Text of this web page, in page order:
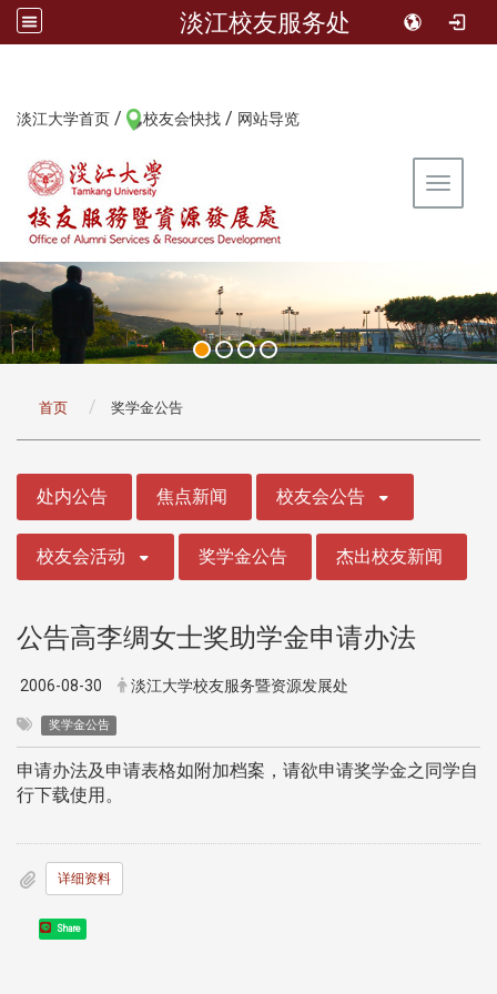
淡江校友服务处
淡江大学首页 / 校友会快找 / 网站导览
Toggle
首页 奖学金公告
处内公告 焦点新闻 校友会公告
校友会活动 奖学金公告 杰出校友新闻
公告高李绸女士奖助学金申请办法
2006-08-30 淡江大学校友服务暨资源发展处
奖学金公告
申请办法及申请表格如附加档案，请欲申请奖学金之同学自
行下载使用。
详细资料
Share